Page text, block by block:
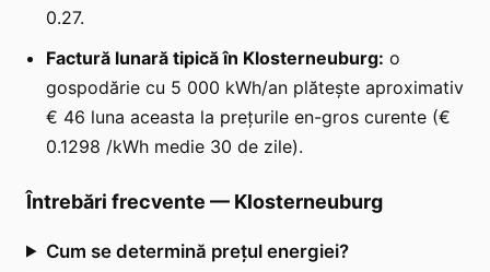
0.27.
Factură lunară tipică în Klosterneuburg: o
gospodărie cu 5 000 kWh/an plătește aproximativ
€ 46 luna aceasta la prețurile en-gros curente (€
0.1298 /kWh medie 30 de zile).
Întrebări frecvente — Klosterneuburg
Cum se determină prețul energiei?